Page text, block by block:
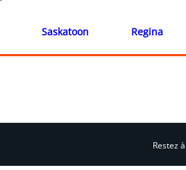
Saskatoon Regina
Restez